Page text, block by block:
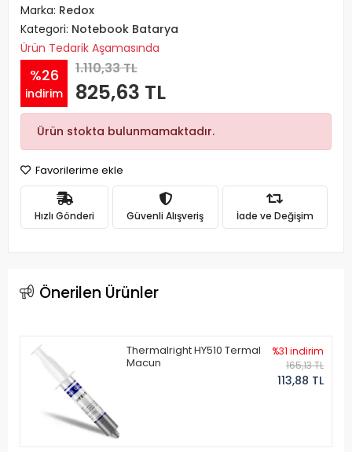
Marka: Redox
Kategori: Notebook Batarya
Ürün Tedarik Aşamasında
%26
indirim
1.110,33 TL
825,63 TL
Ürün stokta bulunmamaktadır.
Favorilerime ekle
Hızlı Gönderi Güvenli Alışveriş İade ve Değişim
Önerilen Ürünler
Thermalright HY510 Termal
Macun
%31 indirim
165,13 TL
113,88 TL